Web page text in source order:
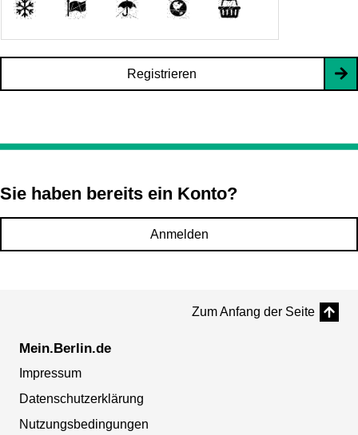
Registrieren
Sie haben bereits ein Konto?
Anmelden
Zum Anfang der Seite
Mein.Berlin.de
Impressum
Datenschutzerklärung
Nutzungsbedingungen